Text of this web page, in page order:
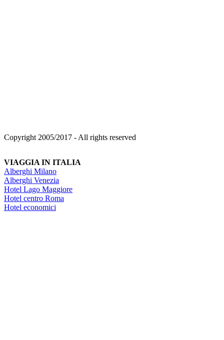
Copyright 2005/2017 - All rights reserved
VIAGGIA IN ITALIA
Alberghi Milano
Alberghi Venezia
Hotel Lago Maggiore
Hotel centro Roma
Hotel economici